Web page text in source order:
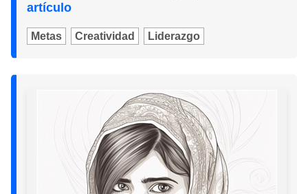
artículo
Metas Creatividad Liderazgo